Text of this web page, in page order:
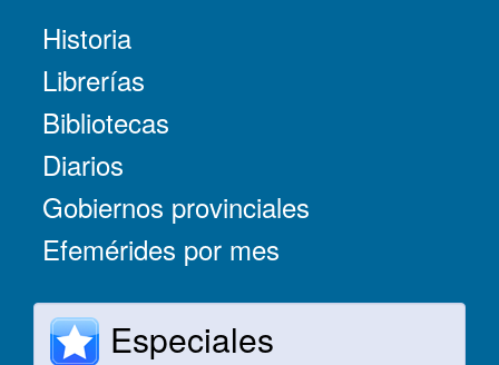
Historia
Librerías
Bibliotecas
Diarios
Gobiernos provinciales
Efemérides por mes
Especiales